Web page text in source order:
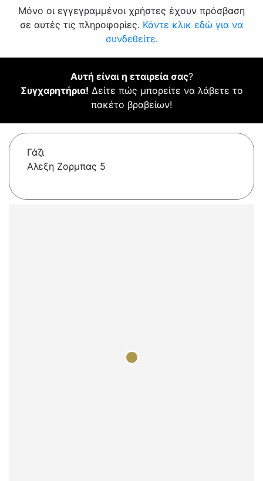
Μόνο οι εγγεγραμμένοι χρήστες έχουν πρόσβαση
σε αυτές τις πληροφορίες. Κάντε κλικ εδώ για να
συνδεθείτε.
Αυτή είναι η εταιρεία σας?
Συγχαρητήρια! Δείτε πώς μπορείτε να λάβετε το
πακέτο βραβείων!
Γάζι
Αλεξη Ζορμπας 5